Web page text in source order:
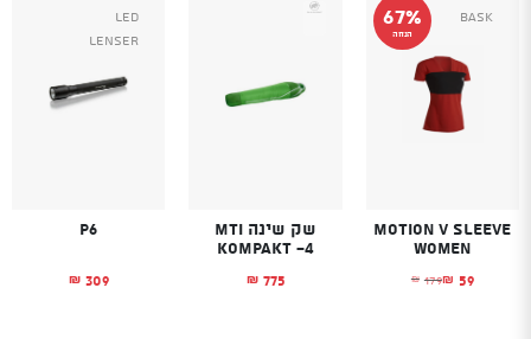
67%
הנחה
Bask
Motion V Sleeve
Women
₪ 179
המחיר המקורי היה: ₪179.₪ 59 המחיר הנוכחי הוא: ₪59.
שק שינה MTI
KOMPAKT -4
₪ 775
Led
Lenser
P6
₪ 309